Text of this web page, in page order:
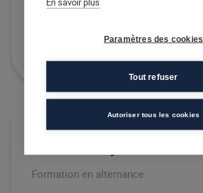
Formation en alternance
Paramètres des cookies
Tout refuser
Autoriser tous les cookies